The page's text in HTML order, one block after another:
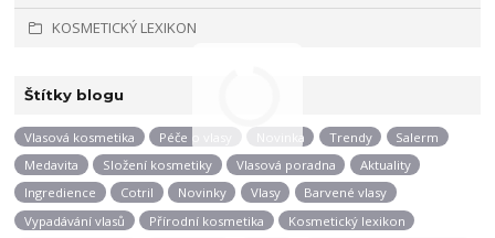
KOSMETICKÝ LEXIKON
Štítky blogu
Vlasová kosmetika Péče o vlasy Novinka Trendy
Salerm
Medavita
Složení kosmetiky Vlasová poradna
Aktuality
Ingredience
Cotril Novinky Vlasy
Barvené vlasy
Vypadávání vlasů
Přírodní kosmetika
Kosmetický lexikon